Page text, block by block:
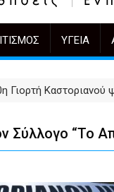
ΥΓΕΊΑ
Γιορτή Καστοριανού
Σύλλογο “Το